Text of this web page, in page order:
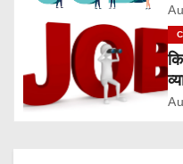
o